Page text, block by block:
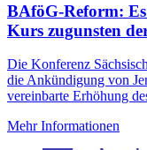
BAföG-Reform:
Kurs zugunsten
Die Konferenz
die Ankündigung von
vereinbarte Erhöhung
Mehr Informationen